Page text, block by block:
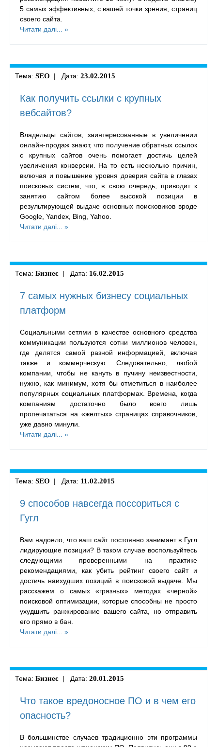
5 самых эффективных, с вашей точки зрения, страниц
своего сайта.
Читати далі... »
Тема: SEO | Дата: 23.02.2015
Как получить ссылки с крупных
вебсайтов?
Владельцы сайтов, заинтересованные в увеличении
онлайн-продаж знают, что получение обратных ссылок
с крупных сайтов очень помогает достичь целей
увеличения конверсии. На то есть несколько причин,
включая и повышение уровня доверия сайта в глазах
поисковых систем, что, в свою очередь, приводит к
занятию сайтом более высокой позиции в
результирующей выдаче основных поисковиков вроде
Google, Yandex, Bing, Yahoo.
Читати далі... »
Тема: Бизнес | Дата: 16.02.2015
7 самых нужных бизнесу социальных
платформ
Социальными сетями в качестве основного средства
коммуникации пользуются сотни миллионов человек,
где делятся самой разной информацией, включая
также и коммерческую. Следовательно, любой
компании, чтобы не кануть в пучину неизвестности,
нужно, как минимум, хотя бы отметиться в наиболее
популярных социальных платформах. Времена, когда
компаниям достаточно было всего лишь
пропечататься на «желтых» страницах справочников,
уже давно минули.
Читати далі... »
Тема: SEO | Дата: 11.02.2015
9 способов навсегда поссориться с
Гугл
Вам надоело, что ваш сайт постоянно занимает в Гугл
лидирующие позиции? В таком случае воспользуйтесь
следующими проверенными на практике
рекомендациями, как убить рейтинг своего сайт и
достичь наихудших позиций в поисковой выдаче. Мы
расскажем о самых «грязных» методах «черной»
поисковой оптимизации, которые способны не просто
ухудшить ранжирование вашего сайта, но отправить
его прямо в бан.
Читати далі... »
Тема: Бизнес | Дата: 20.01.2015
Что такое вредоносное ПО и в чем его
опасность?
В большинстве случаев традиционно эти программы